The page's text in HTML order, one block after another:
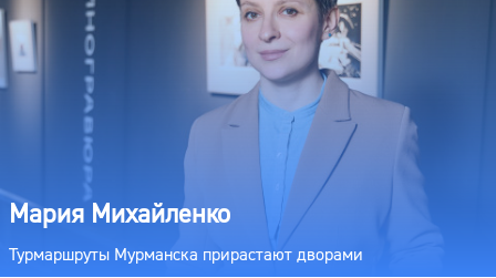
Мария Михайленко
Турмаршруты Мурманска прирастают дворами